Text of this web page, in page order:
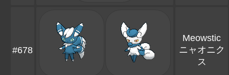
#678
Meowstic
ニャオニク
ス